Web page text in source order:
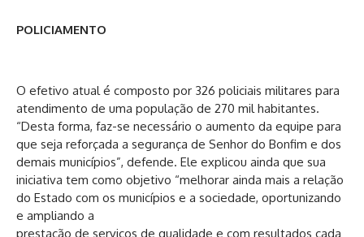
POLICIAMENTO
O efetivo atual é composto por 326 policiais militares para
atendimento de uma população de 270 mil habitantes.
“Desta forma, faz-se necessário o aumento da equipe para
que seja reforçada a segurança de Senhor do Bonfim e dos
demais municípios”, defende. Ele explicou ainda que sua
iniciativa tem como objetivo “melhorar ainda mais a relação
do Estado com os municípios e a sociedade, oportunizando
e ampliando a
prestação de serviços de qualidade e com resultados cada